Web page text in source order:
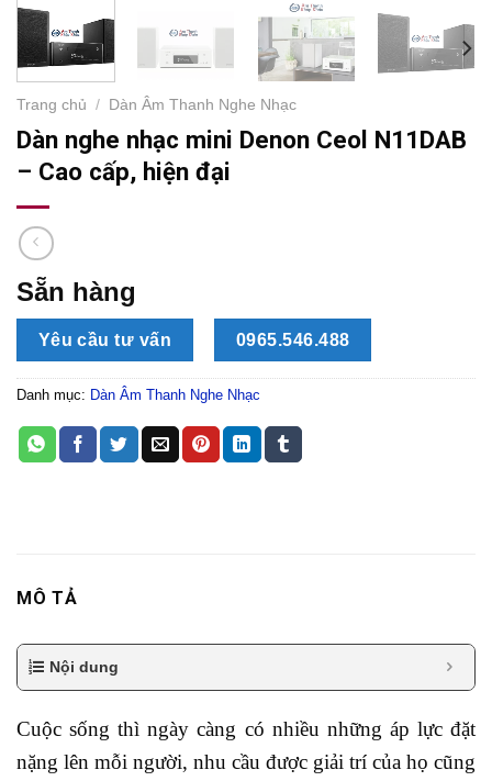
Trang chủ / Dàn Âm Thanh Nghe Nhạc
Dàn nghe nhạc mini Denon Ceol N11DAB
– Cao cấp, hiện đại
Sẵn hàng
Yêu cầu tư vấn 0965.546.488
Danh mục: Dàn Âm Thanh Nghe Nhạc
MÔ TẢ
Nội dung
Cuộc sống thì ngày càng có nhiều những áp lực đặt
nặng lên mỗi người, nhu cầu được giải trí của họ cũng